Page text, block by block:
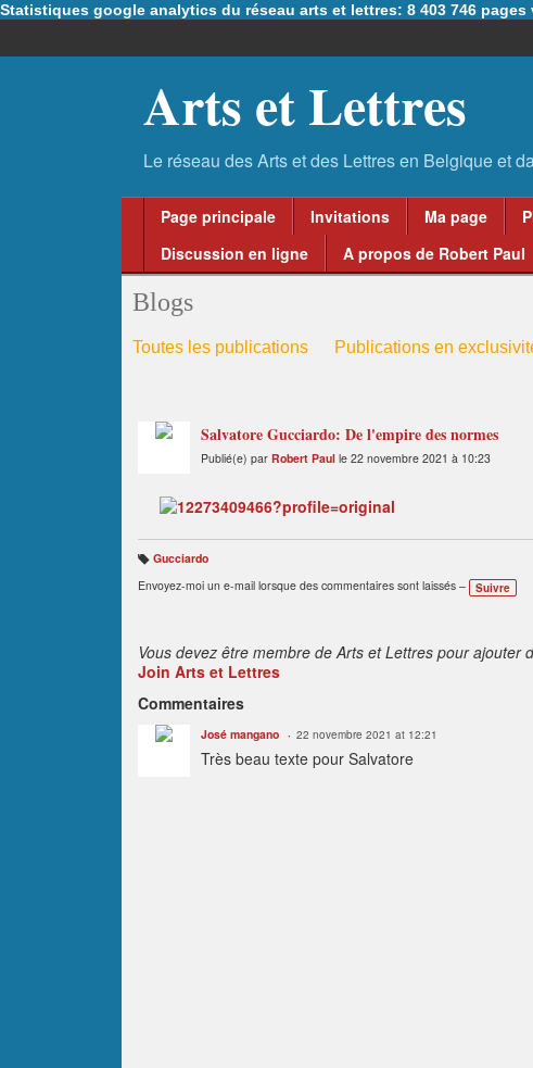
Statistiques google analytics du réseau arts et lettres: 8 403 746
Arts et Lettres
Page principale Invitations Ma page
Discussion en ligne
A propos de Robert Paul
Blogs
Toutes les publications Publications en
Salvatore Gucciardo: De l'empire des normes
Publié(e) par Robert Paul le 22 novembre 2021 à 10:23
B
ali
s
Gucciardo
Envoyez-moi un e-mail lorsque des commentaires sont laissés –
Suivre
Vous devez être membre de Arts et Lettres pour ajouter
Join Arts et Lettres
Commentaires
José mangano 22 novembre 2021 at 12:21
Très beau texte pour Salvatore